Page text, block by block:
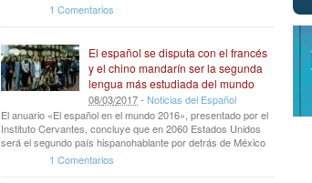
1 Comentarios
El español se disputa con el francés
y el chino mandarín ser la segunda
lengua más estudiada del mundo
08/03/2017- Noticias del Español
El anuario «El español en el mundo 2016», presentado por el
Instituto Cervantes, concluye que en 2060 Estados Unidos
será el segundo país hispanohablante por detrás de México
1 Comentarios